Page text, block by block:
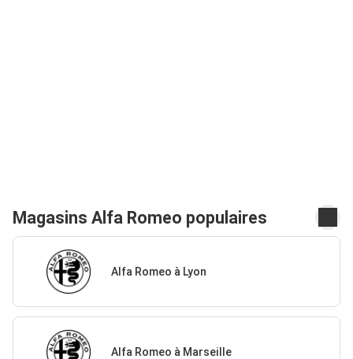
Magasins Alfa Romeo populaires
Alfa Romeo à Lyon
Alfa Romeo à Marseille